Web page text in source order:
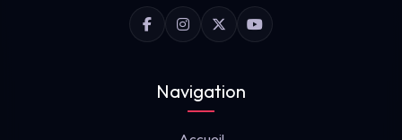
Navigation